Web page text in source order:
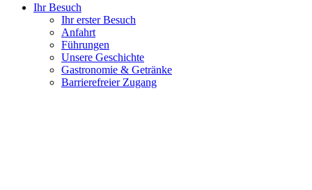
Ihr Besuch
Ihr erster Besuch
Anfahrt
Führungen
Unsere Geschichte
Gastronomie & Getränke
Barrierefreier Zugang